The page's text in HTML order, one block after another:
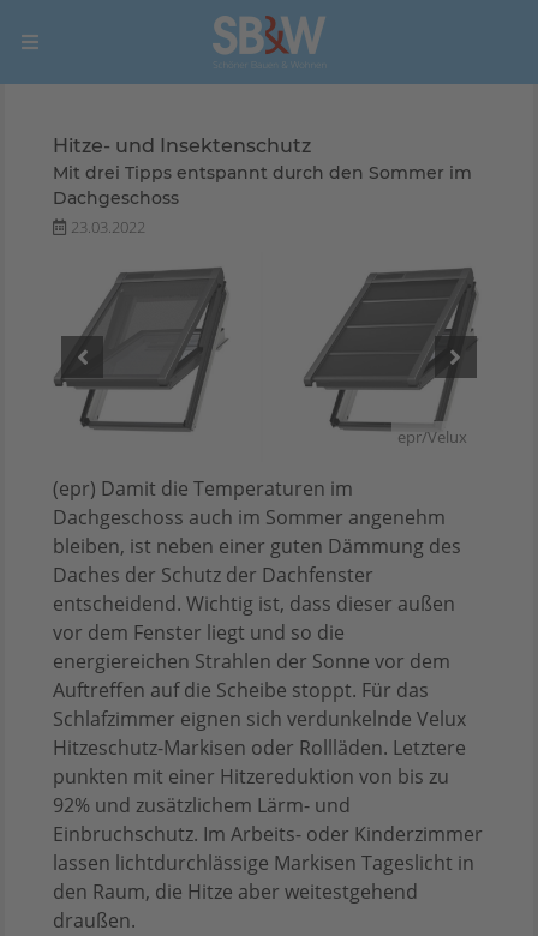
Hitze- und Insektenschutz
Mit drei Tipps entspannt durch den Sommer im
Dachgeschoss
23.03.2022
epr/Velux
(epr) Damit die Temperaturen im
Dachgeschoss auch im Sommer angenehm
bleiben, ist neben einer guten Dämmung des
Daches der Schutz der Dachfenster
entscheidend. Wichtig ist, dass dieser außen
vor dem Fenster liegt und so die
energiereichen Strahlen der Sonne vor dem
Auftreffen auf die Scheibe stoppt. Für das
Schlafzimmer eignen sich verdunkelnde Velux
Hitzeschutz-Markisen oder Rollläden. Letztere
punkten mit einer Hitzereduktion von bis zu
92% und zusätzlichem Lärm- und
Einbruchschutz. Im Arbeits- oder Kinderzimmer
lassen lichtdurchlässige Markisen Tageslicht in
den Raum, die Hitze aber weitestgehend
draußen.